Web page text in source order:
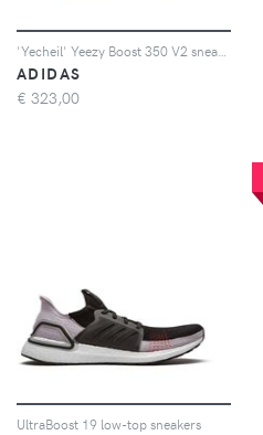
ADIDAS
€ 323,00
UltraBoost 19 low-top sneakers